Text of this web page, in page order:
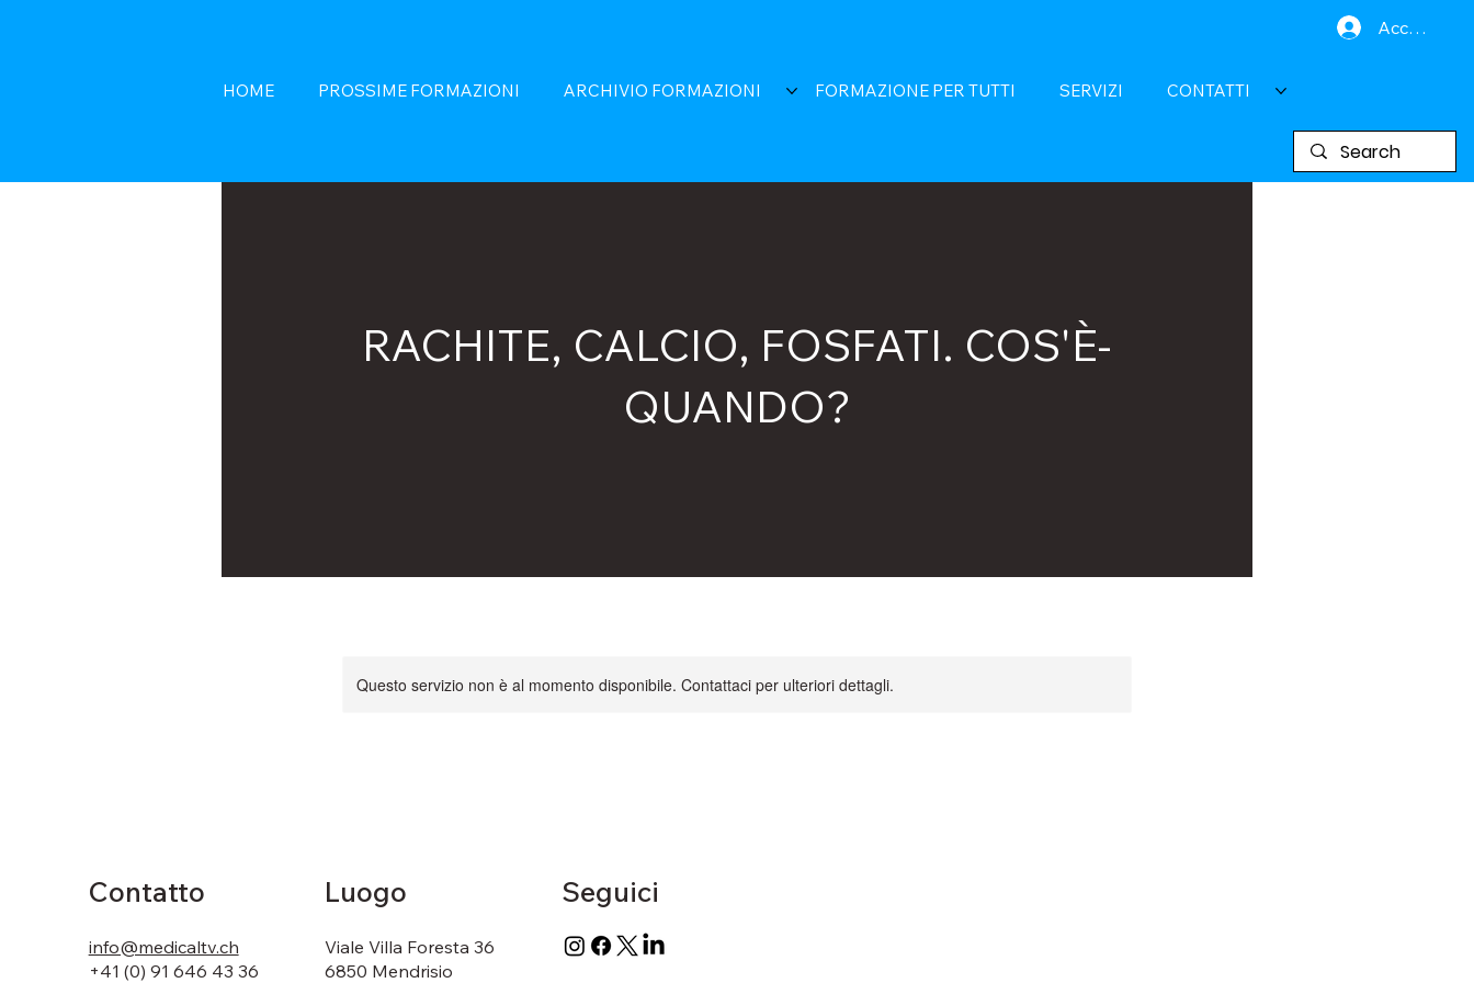
Accedi
HOME PROSSIME FORMAZIONI ARCHIVIO FORMAZIONI FORMAZIONE PER TUTTI SERVIZI CONTATTI
RACHITE, CALCIO, FOSFATI. COS'È-
QUANDO?
Questo servizio non è al momento disponibile. Contattaci per ulteriori dettagli.
Contatto
info@medicaltv.ch
+41 (0) 91 646 43 36
Luogo
Viale Villa Foresta 36
6850 Mendrisio
Seguici